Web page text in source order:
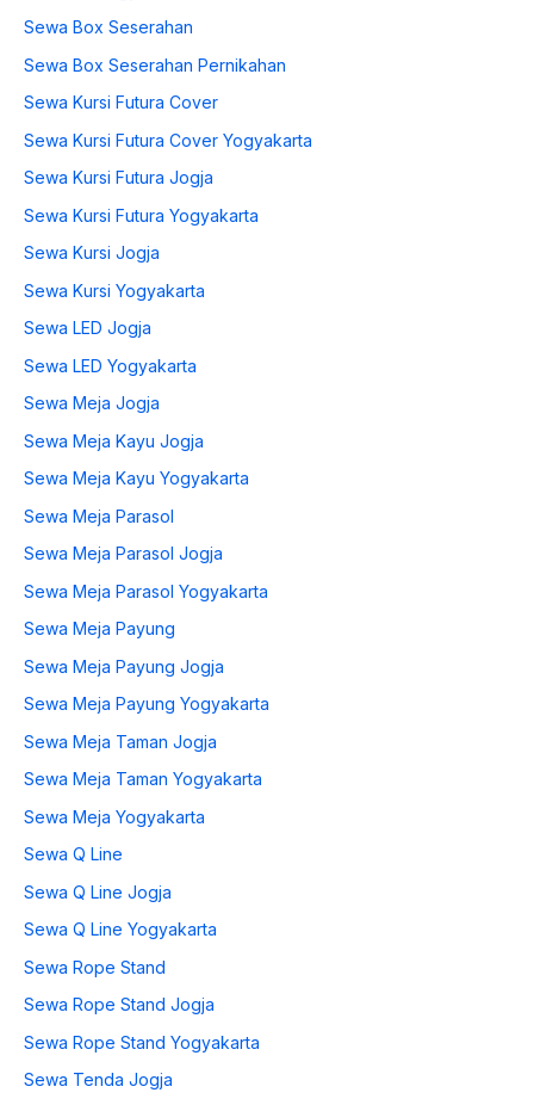
Sewa Box Seserahan
Sewa Box Seserahan Pernikahan
Sewa Kursi Futura Cover
Sewa Kursi Futura Cover Yogyakarta
Sewa Kursi Futura Jogja
Sewa Kursi Futura Yogyakarta
Sewa Kursi Jogja
Sewa Kursi Yogyakarta
Sewa LED Jogja
Sewa LED Yogyakarta
Sewa Meja Jogja
Sewa Meja Kayu Jogja
Sewa Meja Kayu Yogyakarta
Sewa Meja Parasol
Sewa Meja Parasol Jogja
Sewa Meja Parasol Yogyakarta
Sewa Meja Payung
Sewa Meja Payung Jogja
Sewa Meja Payung Yogyakarta
Sewa Meja Taman Jogja
Sewa Meja Taman Yogyakarta
Sewa Meja Yogyakarta
Sewa Q Line
Sewa Q Line Jogja
Sewa Q Line Yogyakarta
Sewa Rope Stand
Sewa Rope Stand Jogja
Sewa Rope Stand Yogyakarta
Sewa Tenda Jogja